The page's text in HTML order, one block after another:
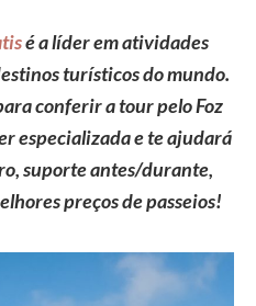
é a líder em atividades
turísticos do mundo.
conferir a tour pelo Foz
especializada e te ajudará
suporte antes/durante,
preços de passeios!